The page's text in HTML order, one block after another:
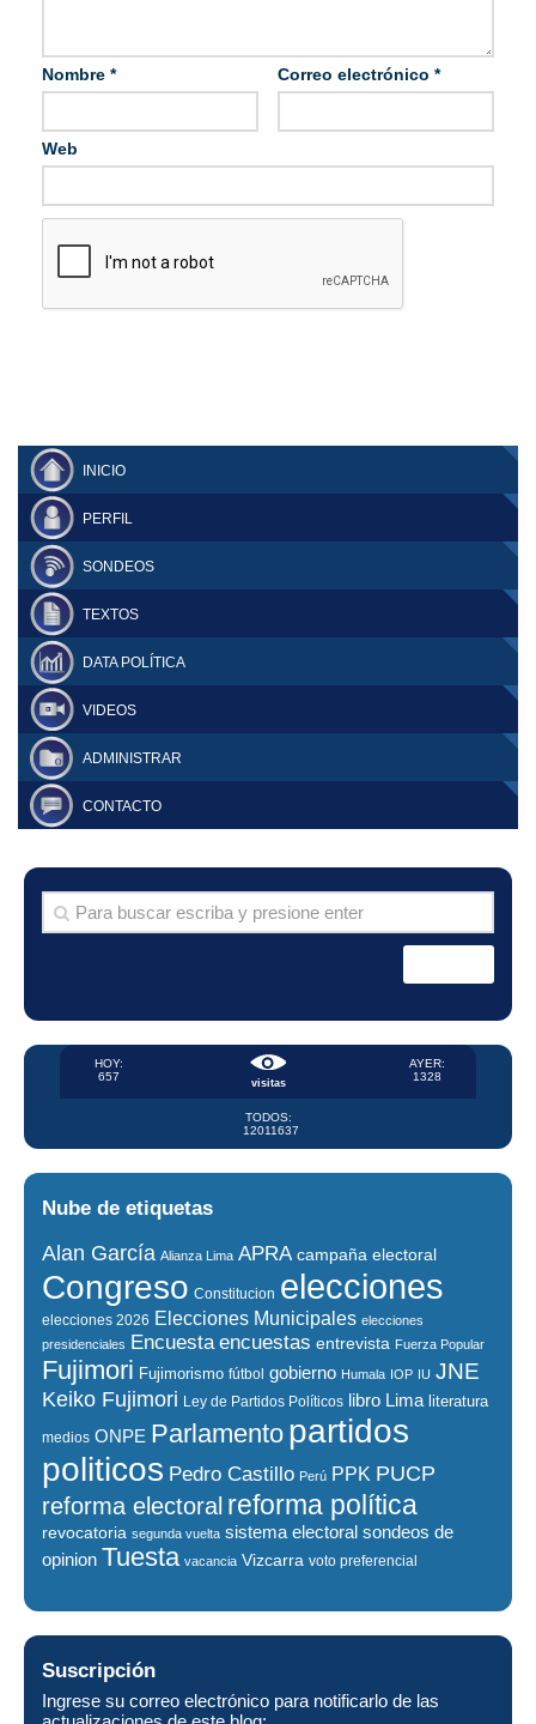
Nombre * Correo electrónico *
Web
INICIO
PERFIL
SONDEOS
TEXTOS
DATA POLÍTICA
VIDEOS
ADMINISTRAR
CONTACTO
visitas
HOY:
657
AYER:
1328
TODOS:
12011637
Nube de etiquetas
Alan García Alianza Lima APRA campaña electoral
Congreso Constitucion elecciones
elecciones 2026 Elecciones Municipales elecciones
presidenciales
Encuesta encuestas entrevista Fuerza Popular
Fujimori Fujimorismo fútbol gobierno Humala IOP IU JNE
Keiko Fujimori Ley de Partidos Políticos libro Lima literatura
medios ONPE Parlamento partidos
politicos Pedro Castillo Perú PPK PUCP
reforma electoral reforma política
revocatoria segunda vuelta sistema electoral sondeos de
opinion Tuesta vacancia Vizcarra voto preferencial
Suscripción
Ingrese su correo electrónico para notificarlo de las